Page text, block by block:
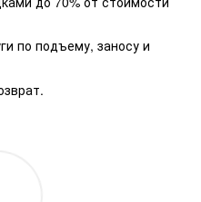
по подъему, заносу и